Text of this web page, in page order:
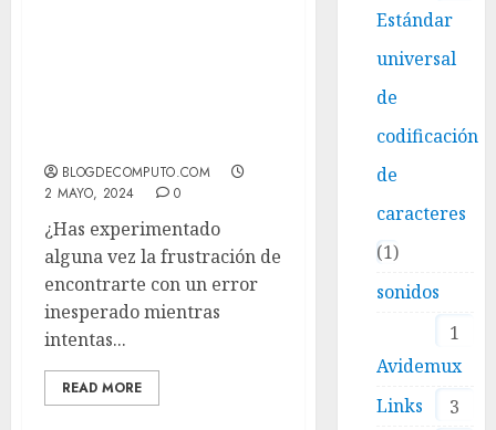
BLOGDECOMPUTO.COM
2 MAYO, 2024
0
¿Has experimentado
alguna vez la frustración de
encontrarte con un error
inesperado mientras
intentas...
READ MORE
Estándar
universal
de
codificación
de
caracteres
1
sonidos
1
Avidemux
3
Links